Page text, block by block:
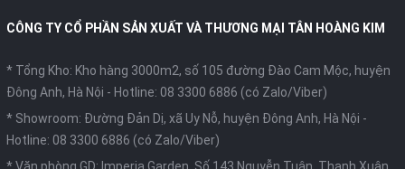
CÔNG TY CỔ PHẦN SẢN XUẤT VÀ THƯƠNG MẠI TÂN HOÀNG KIM
* Tổng Kho: Kho hàng 3000m2, số 105 đường Đào Cam Mộc, huyện
Đông Anh, Hà Nội - Hotline: 08 3300 6886 (có Zalo/Viber)
* Showroom: Đường Đản Dị, xã Uy Nỗ, huyện Đông Anh, Hà Nội -
Hotline: 08 3300 6886 (có Zalo/Viber)
* Văn phòng GD: Imperia Garden, Số 143 Nguyễn Tuân, Thanh Xuân,